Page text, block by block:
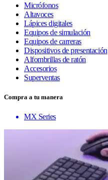
Micrófonos
Altavoces
Lápices digitales
Equipos de simulación
Equipos de carreras
Dispositivos de presentación
Alfombrillas de ratón
Accesorios
Superventas
Compra a tu manera
MX Series